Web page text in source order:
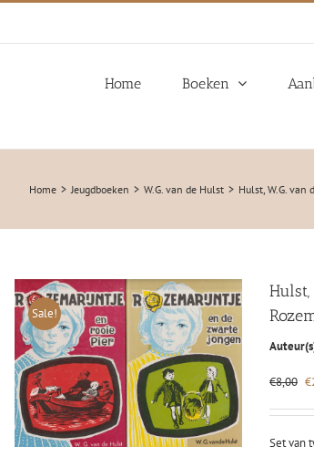
Home Boeken
Home Jeugdboeken W.G. van de Hulst Hulst, W.G.
Sale!
Hulst,
€8,00 €
Set van